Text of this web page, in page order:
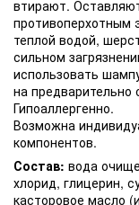
втирают.
теплой водой,
сильном
использовать
на
Гипоаллергенно.
Возможна
компонентов.
Состав: вода
хлорид, глицерин,
касторовое масло